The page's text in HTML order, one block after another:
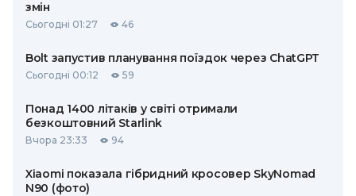
змін
Сьогодні 01:27 46
Bolt запустив планування поїздок через ChatGPT
Сьогодні 00:12 59
Понад 1400 літаків у світі отримали
безкоштовний Starlink
Вчора 23:33 94
Xiaomi показала гібридний кросовер SkyNomad
N90 (фото)